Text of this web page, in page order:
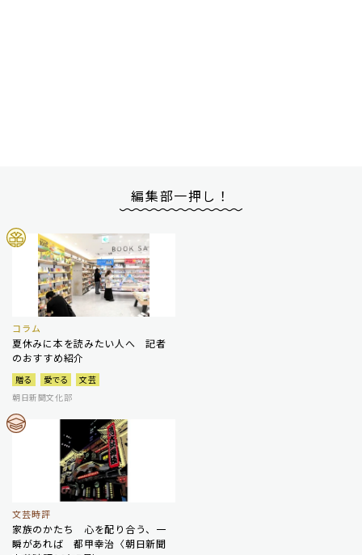
編集部一押し！
コラム
夏休みに本を読みたい人へ 記者
のおすすめ紹介
贈る 愛でる
文芸
朝日新聞文化部
文芸時評
家族のかたち 心を配り合う、一
瞬があれば 都甲幸治〈朝日新聞